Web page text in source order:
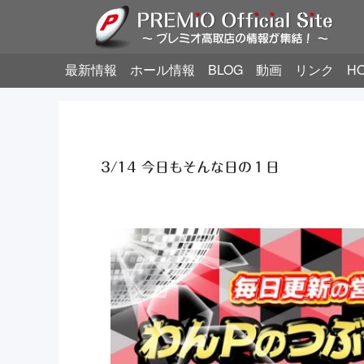
最新情報 ホール情報 BLOG 動画 リンク
3/14 今日もそんな日の１日